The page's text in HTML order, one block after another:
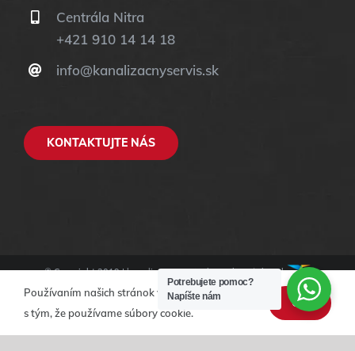
Centrála Nitra
+421 910 14 14 18
info@kanalizacnyservis.sk
KONTAKTUJTE NÁS
© Copyright 2019 |kanalizacnyservis.sk| Web stránky od
ASData.sk
Potrebujete pomoc?
Napíšte nám
Používaním našich stránok vyjadrujete súhlas
s tým, že používame súbory cookie.
OK